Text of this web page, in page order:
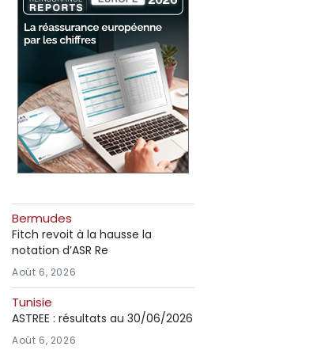
Bermudes
Fitch revoit à la hausse la
notation d’ASR Re
Août 6, 2026
Tunisie
ASTREE : résultats au 30/06/2026
Août 6, 2026